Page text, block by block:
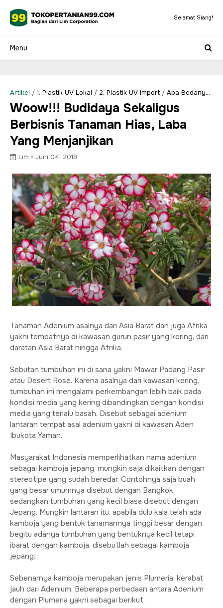
Selamat Siang!
Artikel / 1. Plastik UV Lokal / 2. Plastik UV Import / Apa Bedanya
Plastik LDPE Dengan Geomembrane? / Fungsi Plastik Uv
Plastik UV Surabaya / Manfaat Penggunaan Plastik UV Untuk
Tanaman
Woow!!! Budidaya Sekaligus
Berbisnis Tanaman Hias, Laba
Yang Menjanjikan
Lim • Juni 04, 2018
Tanaman Adenium asalnya dari Asia Barat dan juga Afrika
yakni tempatnya di kawasan gurun pasir yang kering, dari
daratan Asia Barat hingga Afrika.
Sebutan tumbuhan ini di sana yakni Mawar Padang Pasir
atau Desert Rose. Karena asalnya dari kawasan kering,
tumbuhan ini mengalami perkembangan lebih baik pada
kondisi media yang kering dibandingkan dengan kondisi
media yang terlalu basah. Disebut sebagai adenium
lantaran tempat asal adenium yakni di kawasan Aden
Ibukota Yaman.
Masyarakat Indonesia memperlihatkan nama adenium
sebagai kamboja jepang, mungkin saja dikaitkan dengan
stereotipe yang sudah beredar. Contohnya saja buah
yang besar umumnya disebut dengan Bangkok,
sedangkan tumbuhan yang kecil biasa disebut dengan
Jepang. Mungkin lantaran itu, apabila dulu kala telah ada
kamboja yang bentuk tanamannya tinggi besar dengan
begitu adanya tumbuhan yang bentuknya kecil tetapi
ibarat dengan kamboja, disebutlah sebagai kamboja
jepang.
Sebenarnya kamboja merupakan jenis Plumeria, kerabat
jauh dari Adenium. Beberapa perbedaan antara Adenium
dengan Plumeria yakni sebagai berikut.